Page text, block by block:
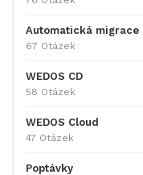
Automatická migrace
67 Otázek
WEDOS CD
58 Otázek
WEDOS Cloud
47 Otázek
Poptávky